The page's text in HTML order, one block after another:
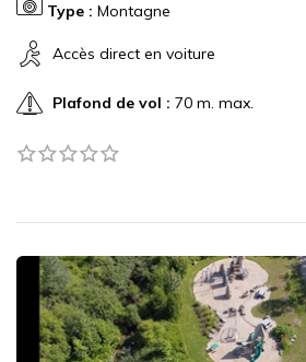
Type : Montagne
Accès direct en voiture
Plafond de vol : 70 m. max.